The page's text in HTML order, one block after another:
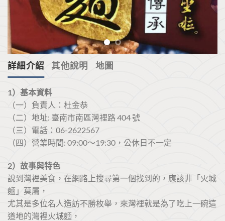
詳細介紹 其他說明 地圖
1）基本資料
（一）負責人：杜金恭
（二）地址: 臺南市南區灣裡路 404 號
（三）電話：06-2622567
（四）營業時間: 09:00～19:30，公休日不一定
2）故事與特色
說到灣裡美食，在網路上搜尋第一個找到的，應該非「火城
麵」莫屬，
尤其是多位名人造訪不勝枚舉，來灣裡就是為了吃上一碗這
道地的灣裡火城麵，